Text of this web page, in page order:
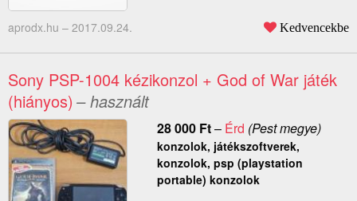
aprodx.hu – 2017.09.24. Kedvencekbe
Sony PSP-1004 kézikonzol + God of War játék
(hiányos) – használt
28 000 Ft– Érd (Pest megye)
konzolok, játékszoftverek,
konzolok, psp (playstation
portable) konzolok